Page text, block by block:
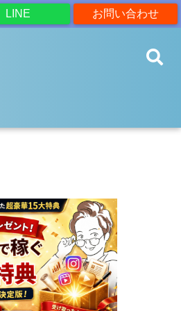
お問い合わせ
LINE